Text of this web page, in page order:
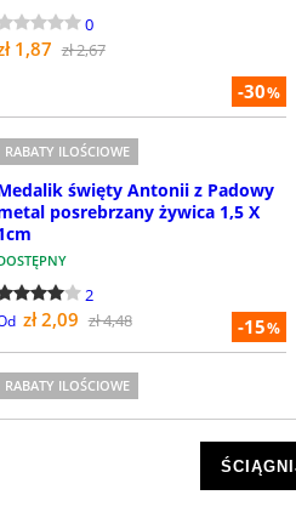
-30%
0
1,87 zł 2,67
-15%
RABATY ILOŚCIOWE
święty Antonii z Padowy
posrebrzany żywica 1,5 X
2
zł 2,09 zł 4,48
RABATY ILOŚCIOWE
Matka Boska owalny
metal posrebrzany emalia